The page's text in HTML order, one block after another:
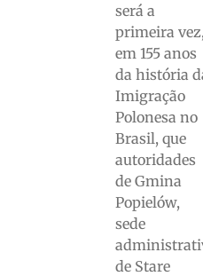
será a
primeira vez,
em 155 anos
da história
Imigração
Polonesa no
Brasil, que
autoridades
de Gmina
Popielów,
sede
de Stare